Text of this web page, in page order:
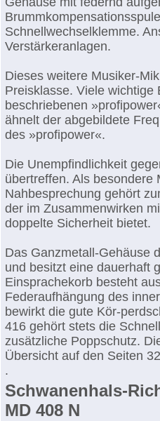
Schnellwechselklemme.
Verstärkeranlagen.
Dieses weitere Musiker-
Preisklasse. Viele wichtige
beschriebenen
ähnelt der abgebildete
des »profipower«.
Die Unempfindlichkeit
übertreffen. Als besondere
Nahbesprechung gehört
der im Zusammenwirken
doppelte Sicherheit bietet.
Das Ganzmetall-Gehäuse
und besitzt eine dauerhaft
Einsprachekorb besteht
Federaufhängung des
bewirkt die gute Kör-
416 gehört stets die
zusätzliche Poppschutz.
Übersicht auf den Seiten
.
Schwanenhals-
MD 408 N